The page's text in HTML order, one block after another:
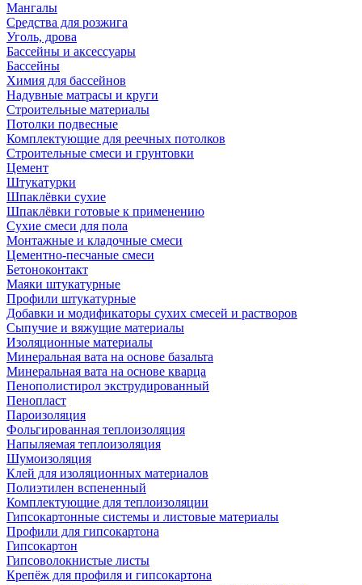
Мангалы
Средства для розжига
Уголь, дрова
Бассейны и аксессуары
Бассейны
Химия для бассейнов
Надувные матрасы и круги
Строительные материалы
Потолки подвесные
Комплектующие для реечных потолков
Строительные смеси и грунтовки
Цемент
Штукатурки
Шпаклёвки сухие
Шпаклёвки готовые к применению
Сухие смеси для пола
Монтажные и кладочные смеси
Цементно-песчаные смеси
Бетоноконтакт
Маяки штукатурные
Профили штукатурные
Добавки и модификаторы сухих смесей и растворов
Сыпучие и вяжущие материалы
Изоляционные материалы
Минеральная вата на основе базальта
Минеральная вата на основе кварца
Пенополистирол экструдированный
Пенопласт
Пароизоляция
Фольгированная теплоизоляция
Напыляемая теплоизоляция
Шумоизоляция
Клей для изоляционных материалов
Полиэтилен вспененный
Комплектующие для теплоизоляции
Гипсокартонные системы и листовые материалы
Профили для гипсокартона
Гипсокартон
Гипсоволокнистые листы
Крепёж для профиля и гипсокартона